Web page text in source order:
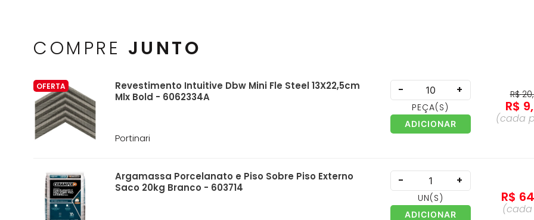
COMPRE JUNTO
OFERTA
Revestimento Intuitive Dbw Mini Fle Steel 13X22,5cm
Mlx Bold - 6062334A
Portinari
- +
PEÇA(S)
ADICIONAR
R$ 20,
R$ 9,
(cada
Argamassa Porcelanato e Piso Sobre Piso Externo
Saco 20kg Branco - 603714
- +
UN(S)
ADICIONAR
R$